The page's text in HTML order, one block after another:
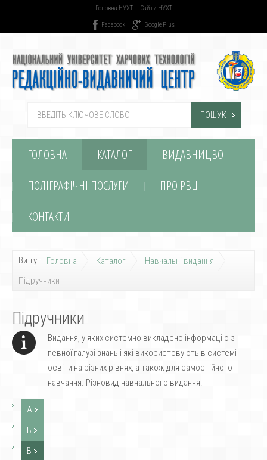
Головна НУХТ Сайти НУХТ
Facebook Google Plus
ПОШУК
ГОЛОВНА КАТАЛОГ
ВИДАВНИЦВО
ПОЛІГРАФІЧНІ ПОСЛУГИ
ПРО РВЦ
КОНТАКТИ
Ви тут: Головна Каталог
Навчальні видання
Підручники
Підручники
Видання, у яких системно викладено інформацію з
певної галузі знань і які використовують в системі
освіти на різних рівнях, а також для самостійного
навчання. Різновид навчального видання.
А
Б
В